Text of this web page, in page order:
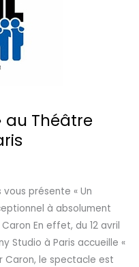
au Théâtre
présente « Un
à absolument
En effet, du 12 avril
Studio à Paris accueille «
Caron, le spectacle est